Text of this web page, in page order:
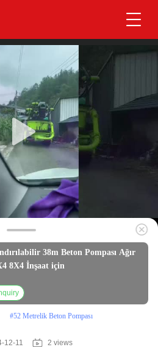
38m Beton Pompası Ağır
8X4 İnşaat için
#52 Metrelik Beton Pompası
12-11 2 views